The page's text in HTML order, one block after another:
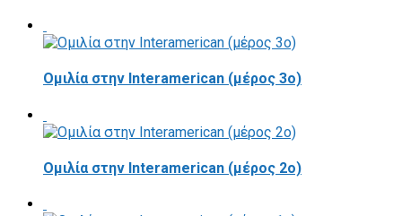
Ομιλία στην Interamerican (μέρος 3ο)
Ομιλία στην Interamerican (μέρος 2ο)